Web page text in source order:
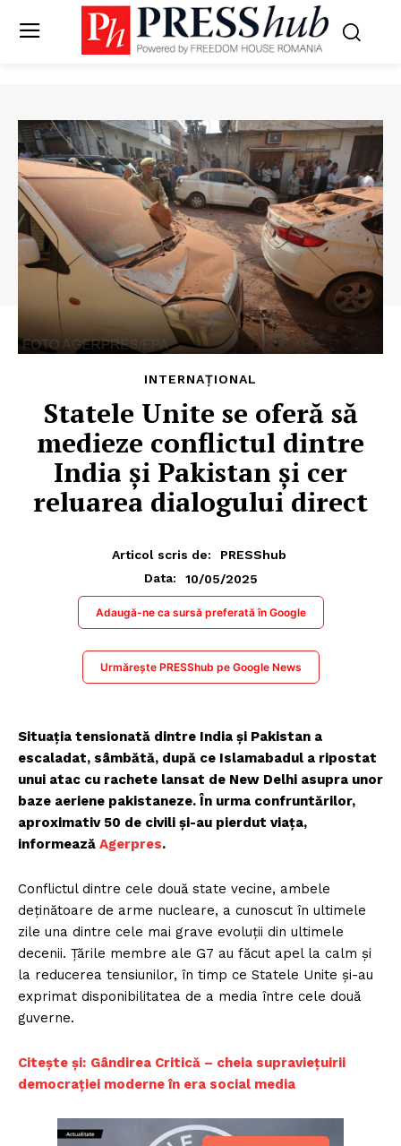
INTERNAȚIONAL
Statele Unite se oferă să
medieze conflictul dintre
India și Pakistan și cer
reluarea dialogului direct
Articol scris de:
PRESShub
Data:
10/05/2025
Adaugă-ne ca sursă preferată în Google
Urmărește PRESShub pe Google News
Situația tensionată dintre India și Pakistan a
escaladat, sâmbătă, după ce Islamabadul a ripostat
unui atac cu rachete lansat de New Delhi asupra unor
baze aeriene pakistaneze. În urma confruntărilor,
aproximativ 50 de civili și-au pierdut viața,
informează Agerpres.
Conflictul dintre cele două state vecine, ambele
deținătoare de arme nucleare, a cunoscut în ultimele
zile una dintre cele mai grave evoluții din ultimele
decenii. Țările membre ale G7 au făcut apel la calm și
la reducerea tensiunilor, în timp ce Statele Unite și-au
exprimat disponibilitatea de a media între cele două
guverne.
Citește și: Gândirea Critică – cheia supraviețuirii
democrației moderne în era social media